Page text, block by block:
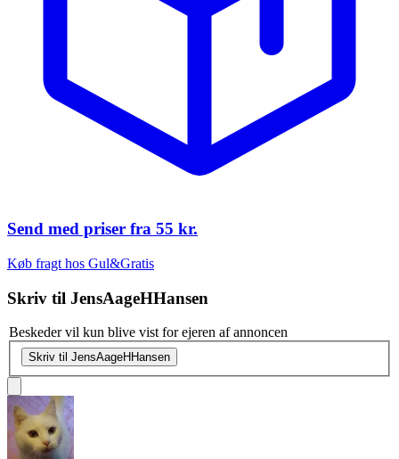
Send med priser fra 55 kr.
Køb fragt hos Gul&Gratis
Skriv til JensAageHHansen
Beskeder vil kun blive vist for ejeren af annoncen
Skriv til JensAageHHansen